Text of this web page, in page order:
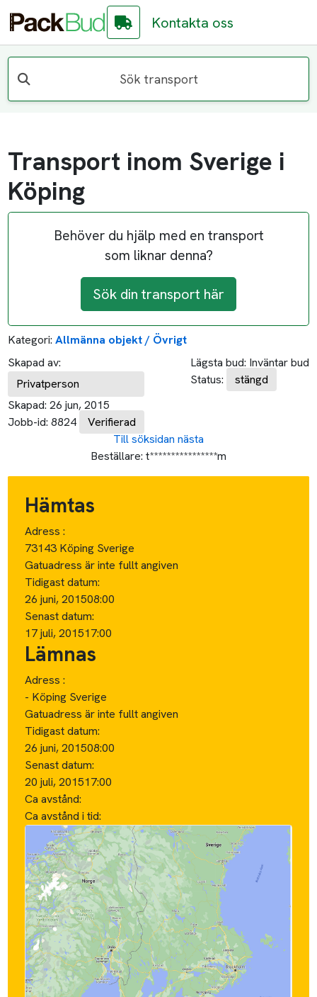
Kontakta oss
Sök transport
Transport inom Sverige i
Köping
Behöver du hjälp med en transport
som liknar denna?
Sök din transport här
Kategori: Allmänna objekt / Övrigt
Skapad av:
Privatperson
Skapad: 26 jun, 2015
Jobb-id: 8824 Verifierad
Lägsta bud: Inväntar bud
Status:
stängd
Till söksidan nästa
Beställare: t****************m
Hämtas
Adress :
73143 Köping Sverige
Gatuadress är inte fullt angiven
Tidigast datum:
26 juni, 201508:00
Senast datum:
17 juli, 201517:00
Lämnas
Adress :
- Köping Sverige
Gatuadress är inte fullt angiven
Tidigast datum:
26 juni, 201508:00
Senast datum:
20 juli, 201517:00
Ca avstånd:
Ca avstånd i tid: